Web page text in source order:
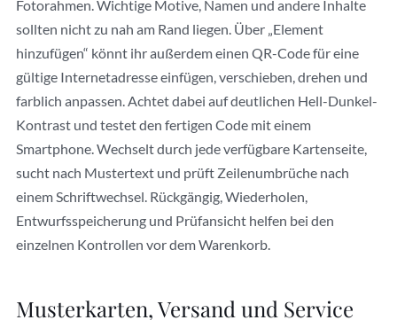
Fotorahmen. Wichtige Motive, Namen und andere Inhalte
sollten nicht zu nah am Rand liegen. Über „Element
hinzufügen“ könnt ihr außerdem einen QR-Code für eine
gültige Internetadresse einfügen, verschieben, drehen und
farblich anpassen. Achtet dabei auf deutlichen Hell-Dunkel-
Kontrast und testet den fertigen Code mit einem
Smartphone. Wechselt durch jede verfügbare Kartenseite,
sucht nach Mustertext und prüft Zeilenumbrüche nach
einem Schriftwechsel. Rückgängig, Wiederholen,
Entwurfsspeicherung und Prüfansicht helfen bei den
einzelnen Kontrollen vor dem Warenkorb.
Musterkarten, Versand und Service